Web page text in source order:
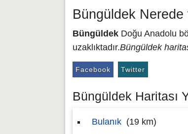
Büngüldek Nerede
Büngüldek Doğu Anadolu
uzaklıktadır.Büngüldek
Facebook Twitter
Büngüldek Haritası
Bulanık (19 km)